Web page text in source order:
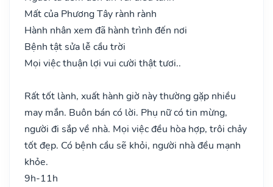
Mất của Phương Tây rành rành
Hành nhân xem đã hành trình đến nơi
Bệnh tật sửa lễ cầu trời
Mọi việc thuận lợi vui cười thật tươi..
Rất tốt lành, xuất hành giờ này thường gặp nhiều
may mắn. Buôn bán có lời. Phụ nữ có tin mừng,
người đi sắp về nhà. Mọi việc đều hòa hợp, trôi chảy
tốt đẹp. Có bệnh cầu sẽ khỏi, người nhà đều mạnh
khỏe.
9h-11h